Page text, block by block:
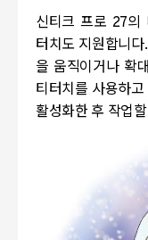
신티크 프로 27의
터치도 지원합니
을 움직이거나 확
티터치를 사용하
활성화한 후 작업